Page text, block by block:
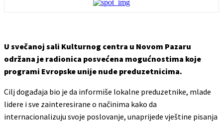
U svečanoj sali Kulturnog centra u Novom Pazaru
održana je radionica posvećena mogućnostima koje
programi Evropske unije nude preduzetnicima.
Cilj događaja bio je da informiše lokalne preduzetnike, mlade
lidere i sve zainteresirane o načinima kako da
internacionalizuju svoje poslovanje, unaprijede vještine pisanja